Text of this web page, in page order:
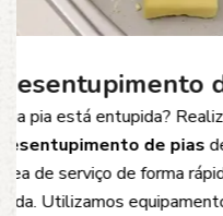
Problemas com
Oferecemos soluções
desobstrução de
inspeção e tubulações.